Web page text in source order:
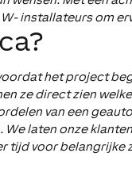
installateurs om
het project
ze direct zien
van een
laten onze
voor belangrijke